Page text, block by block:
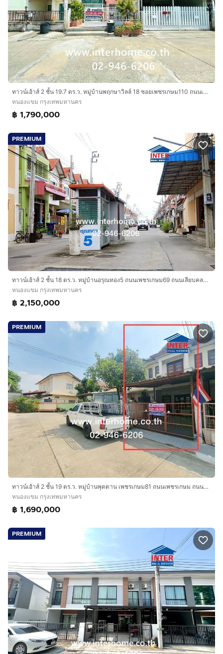
ทาวน์เฮ้าส์ 2 ชั้น 19.7 ตร.ว. หมู่บ้านพฤกษาวิลล์ 18 ซอยเพชรเกษม110 ถนนเพชรเกษม เขตหนองแขม กรุงเทพมหานคร
หนองแขม กรุงเทพมหานคร
฿ 1,790,000
PREMIUM
ทาวน์เฮ้าส์ 2 ชั้น 18 ตร.ว. หมู่บ้านอรุณทอง5 ถนนเพชรเกษม69 ถนนเลียบคลองภาษีเจริญฝั่งเหนือ เขตหนองแขม กรุงเทพมหานคร
หนองแขม กรุงเทพมหานคร
฿ 2,150,000
PREMIUM
ทาวน์เฮ้าส์ 2 ชั้น 19 ตร.ว. หมู่บ้านพุดตาน เพชรเกษม81 ถนนเพชรเกษม ถนนมาเจริญ เขตหนองแขม กรุงเทพมหานคร
หนองแขม กรุงเทพมหานคร
฿ 1,690,000
PREMIUM